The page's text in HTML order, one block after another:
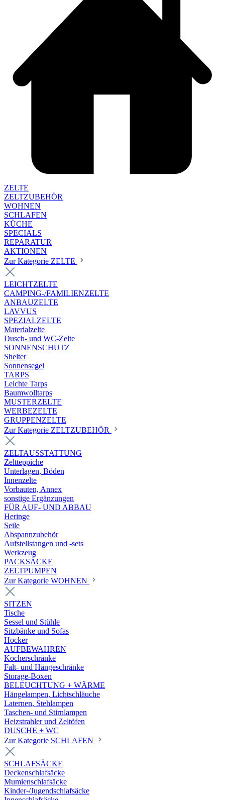
ZELTE
ZELTZUBEHÖR
WOHNEN
SCHLAFEN
KÜCHE
SPECIALS
REPARATUR
AKTIONEN
Zur Kategorie ZELTE
LEICHTZELTE
CAMPING-/FAMILIENZELTE
ANBAUZELTE
LAVVUS
SPEZIALZELTE
Materialzelte
Dusch- und WC-Zelte
SONNENSCHUTZ
Shelter
Sonnensegel
TARPS
Leichte Tarps
Baumwolltarps
MUSTERZELTE
WERBEZELTE
GRUPPENZELTE
Zur Kategorie ZELTZUBEHÖR
ZELTAUSSTATTUNG
Zeltteppiche
Unterlagen, Böden
Innenzelte
Vorbauten, Annex
sonstige Ergänzungen
FÜR AUF- UND ABBAU
Heringe
Seile
Abspannzubehör
Aufstellstangen und -sets
Werkzeug
PACKSÄCKE
ZELTPUMPEN
Zur Kategorie WOHNEN
SITZEN
Tische
Sessel und Stühle
Sitzbänke und Sofas
Hocker
AUFBEWAHREN
Kocherschränke
Falt- und Hängeschränke
Storage-Boxen
BELEUCHTUNG + WÄRME
Hängelampen, Lichtschläuche
Laternen, Stehlampen
Taschen- und Stirnlampen
Heizstrahler und Zeltöfen
DUSCHE + WC
Zur Kategorie SCHLAFEN
SCHLAFSÄCKE
Deckenschlafsäcke
Mumienschlafsäcke
Kinder-/Jugendschlafsäcke